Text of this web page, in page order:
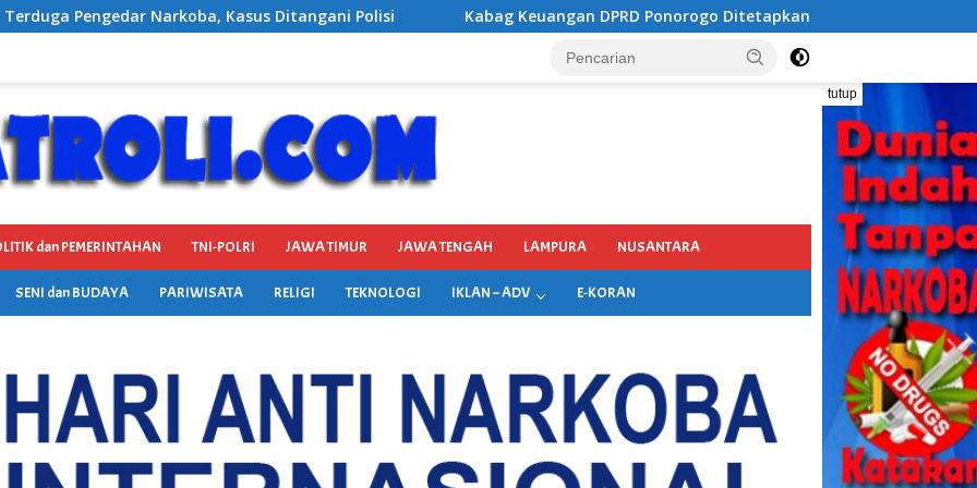
Ditangani Polisi Kabag Keuangan DPRD Ponorogo Ditetapkan Jadi Tersangka Kejaksaan, Diduga Terima Fee 30%
tutup
dan PEMERINTAHAN TNI-POLRI JAWA TIMUR JAWA TENGAH LAMPURA NUSANTARA
SENI dan BUDAYA PARIWISATA RELIGI TEKNOLOGI IKLAN – ADV E-KORAN